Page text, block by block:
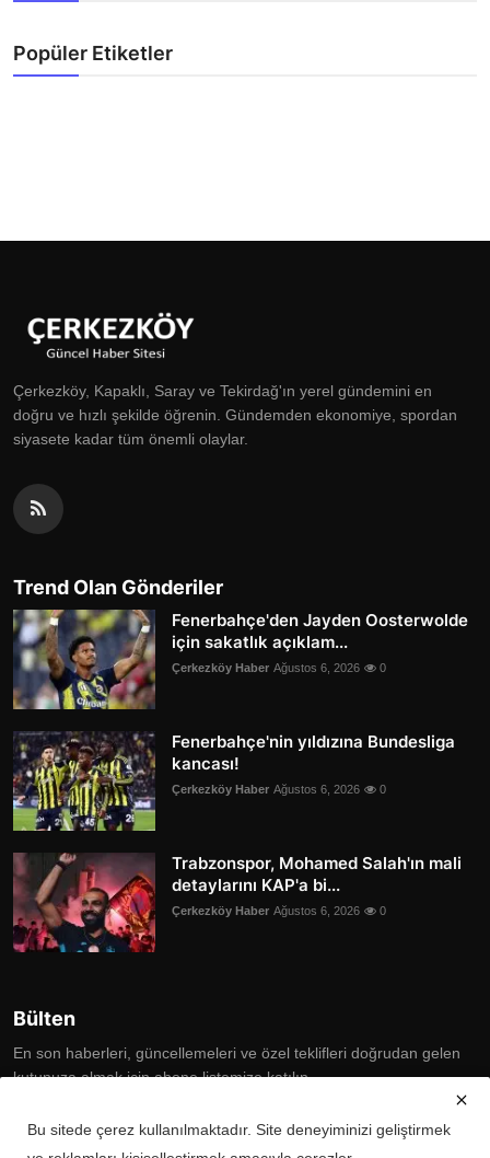
Popüler Etiketler
Çerkezköy, Kapaklı, Saray ve Tekirdağ'ın yerel gündemini en
doğru ve hızlı şekilde öğrenin. Gündemden ekonomiye, spordan
siyasete kadar tüm önemli olaylar.
Trend Olan Gönderiler
Fenerbahçe'den Jayden Oosterwolde
için sakatlık açıklam...
Çerkezköy Haber Ağustos 6, 2026 0
Fenerbahçe'nin yıldızına Bundesliga
kancası!
Çerkezköy Haber Ağustos 6, 2026 0
Trabzonspor, Mohamed Salah'ın mali
detaylarını KAP'a bi...
Çerkezköy Haber Ağustos 6, 2026 0
Bülten
En son haberleri, güncellemeleri ve özel teklifleri doğrudan gelen
kutunuza almak için abone listemize katılın
Subscribe
Bu sitede çerez kullanılmaktadır. Site deneyiminizi geliştirmek